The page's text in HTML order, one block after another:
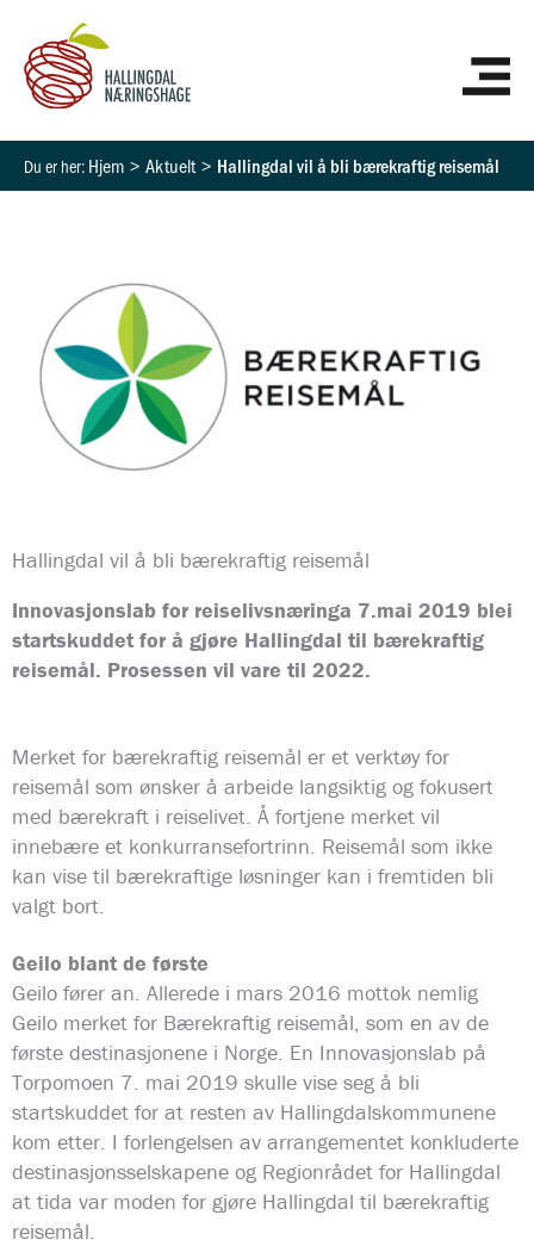
innholdet
Hjem Aktuelt Hallingdal vil å bli bærekraftig reisemål
Hallingdal vil å bli bærekraftig reisemål
Innovasjonslab for reiselivsnæringa 7.mai 2019 blei
startskuddet for å gjøre Hallingdal til bærekraftig
reisemål. Prosessen vil vare til 2022.
Merket for bærekraftig reisemål er et verktøy for
reisemål som ønsker å arbeide langsiktig og fokusert
med bærekraft i reiselivet. Å fortjene merket vil
innebære et konkurransefortrinn. Reisemål som ikke
kan vise til bærekraftige løsninger kan i fremtiden bli
valgt bort.
Geilo blant de første
Geilo fører an. Allerede i mars 2016 mottok nemlig
Geilo merket for Bærekraftig reisemål, som en av de
første destinasjonene i Norge. En Innovasjonslab på
Torpomoen 7. mai 2019 skulle vise seg å bli
startskuddet for at resten av Hallingdalskommunene
kom etter. I forlengelsen av arrangementet konkluderte
destinasjonsselskapene og Regionrådet for Hallingdal
at tida var moden for gjøre Hallingdal til bærekraftig
reisemål.